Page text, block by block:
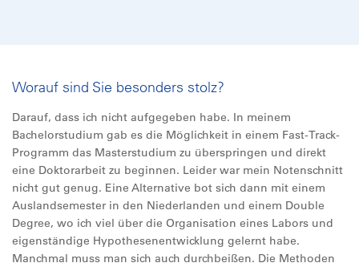
Worauf sind Sie besonders stolz?
Darauf, dass ich nicht aufgegeben habe. In meinem
Bachelorstudium gab es die Möglichkeit in einem Fast-Track-
Programm das Masterstudium zu überspringen und direkt
eine Doktorarbeit zu beginnen. Leider war mein Notenschnitt
nicht gut genug. Eine Alternative bot sich dann mit einem
Auslandsemester in den Niederlanden und einem Double
Degree, wo ich viel über die Organisation eines Labors und
eigenständige Hypothesenentwicklung gelernt habe.
Manchmal muss man sich auch durchbeißen. Die Methoden